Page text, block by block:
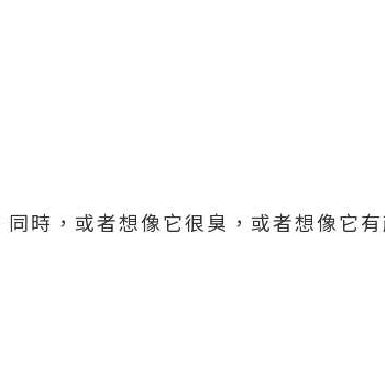
時，或者想像它很臭，或者想像它